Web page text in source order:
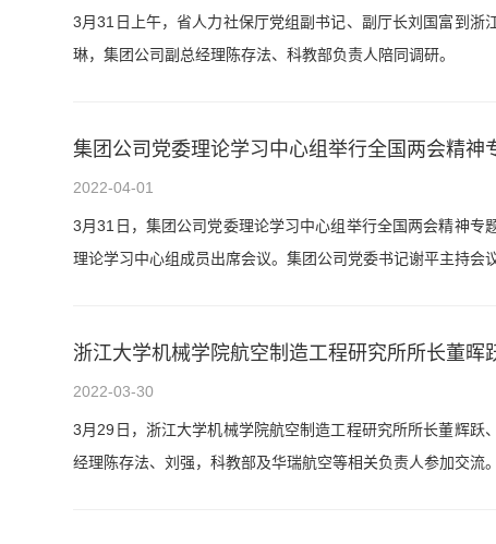
3月31日上午，省人力社保厅党组副书记、副厅长刘国富到
琳，集团公司副总经理陈存法、科教部负责人陪同调研。
集团公司党委理论学习中心组举行全国两会精神
2022-04-01
3月31日，集团公司党委理论学习中心组举行全国两会精神
理论学习中心组成员出席会议。集团公司党委书记谢平主持会
浙江大学机械学院航空制造工程研究所所长董晖
2022-03-30
3月29日，浙江大学机械学院航空制造工程研究所所长董辉
经理陈存法、刘强，科教部及华瑞航空等相关负责人参加交流。